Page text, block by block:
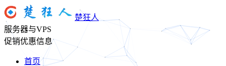
楚狂人
服务器与VPS
促销优惠信息
首页